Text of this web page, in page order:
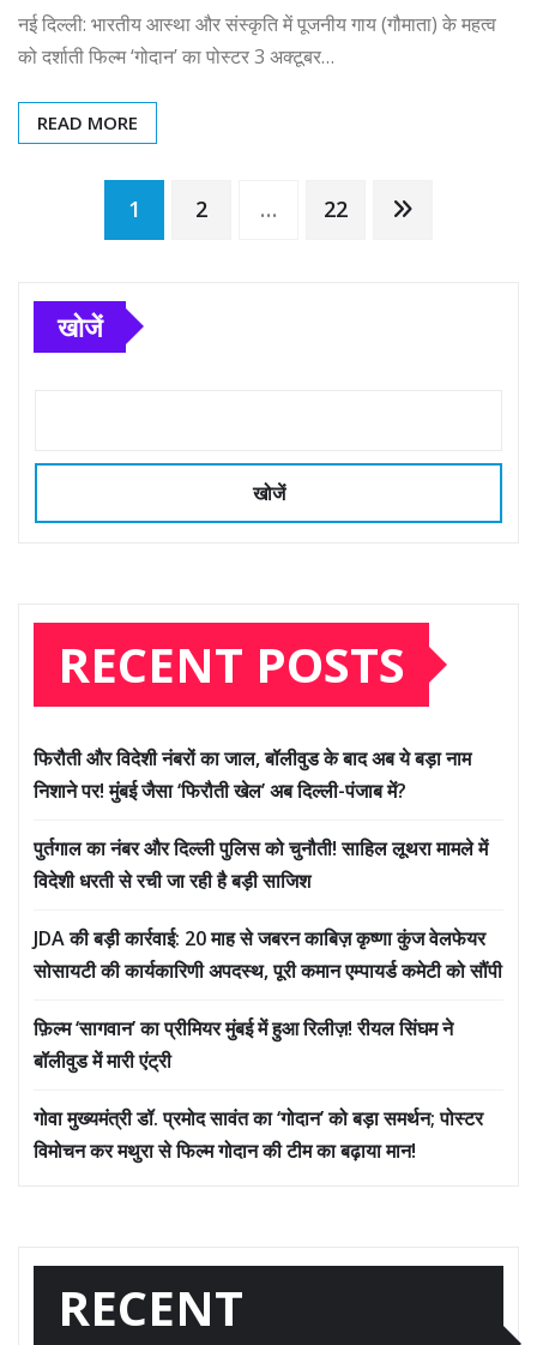
नई दिल्ली: भारतीय आस्था और संस्कृति में पूजनीय गाय (गौमाता) के महत्व
को दर्शाती फिल्म ‘गोदान’ का पोस्टर 3 अक्टूबर…
READ MORE
Posts
pagination
1 2 … 22
खोजें
खोजें
RECENT POSTS
फिरौती और विदेशी नंबरों का जाल, बॉलीवुड के बाद अब ये बड़ा नाम
निशाने पर! मुंबई जैसा ‘फिरौती खेल’ अब दिल्ली-पंजाब में?
पुर्तगाल का नंबर और दिल्ली पुलिस को चुनौती! साहिल लूथरा मामले में
विदेशी धरती से रची जा रही है बड़ी साजिश
JDA की बड़ी कार्रवाई: 20 माह से जबरन काबिज़ कृष्णा कुंज वेलफेयर
सोसायटी की कार्यकारिणी अपदस्थ, पूरी कमान एम्पायर्ड कमेटी को सौंपी
फ़िल्म ‘सागवान’ का प्रीमियर मुंबई में हुआ रिलीज़! रीयल सिंघम ने
बॉलीवुड में मारी एंट्री
गोवा मुख्यमंत्री डॉ. प्रमोद सावंत का ‘गोदान’ को बड़ा समर्थन; पोस्टर
विमोचन कर मथुरा से फिल्म गोदान की टीम का बढ़ाया मान!
RECENT